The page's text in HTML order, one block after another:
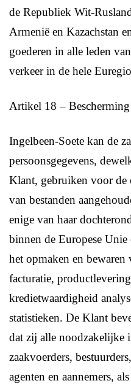
de Republiek Wit-
Armenië en Kazachstan
goederen in alle leden
verkeer in de hele
Artikel 18 – Bescherming
Ingelbeen-Soete kan de
persoonsgegevens,
Klant, gebruiken voor de
van bestanden
enige van haar
binnen de Europese Unie
het opmaken en bewaren
facturatie,
kredietwaardigheid
statistieken. De Klant
dat zij alle noodzakelijke
zaakvoerders,
agenten en aannemers,